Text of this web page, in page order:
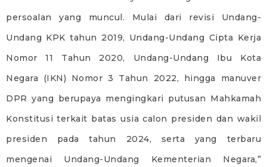
persoalan yang muncul. Mulai dari revisi Undang-
Undang KPK tahun 2019, Undang-Undang Cipta Kerja
Nomor 11 Tahun 2020, Undang-Undang Ibu Kota
Negara (IKN) Nomor 3 Tahun 2022, hingga manuver
DPR yang berupaya mengingkari putusan Mahkamah
Konstitusi terkait batas usia calon presiden dan wakil
presiden pada tahun 2024, serta yang terbaru
mengenai Undang-Undang Kementerian Negara,”